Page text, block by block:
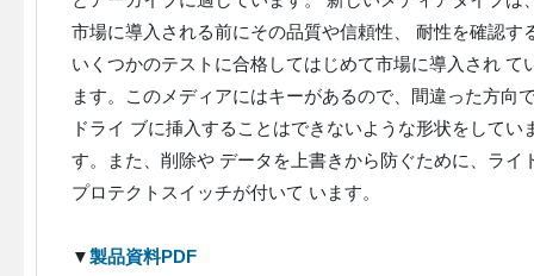
市場に導入される前にその品質や信頼性、 耐性を確認す
いくつかのテストに合格してはじめて市場に導入され て
ます。このメディアにはキーがあるので、間違った方向
ドライ ブに挿入することはできないような形状をしてい
す。また、削除や データを上書きから防ぐために、ライ
プロテクトスイッチが付いて います。
▼製品資料PDF